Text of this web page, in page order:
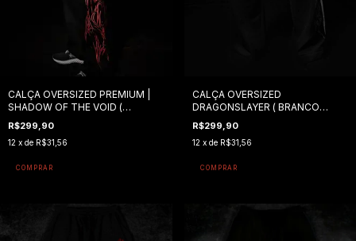
CALÇA OVERSIZED PREMIUM |
SHADOW OF THE VOID (
VERMELHO )
R$299,90
12 x de R$31,56
COMPRAR
CALÇA OVERSIZED
DRAGONSLAYER ( BRANCO
DIVINO )
R$299,90
12 x de R$31,56
COMPRAR